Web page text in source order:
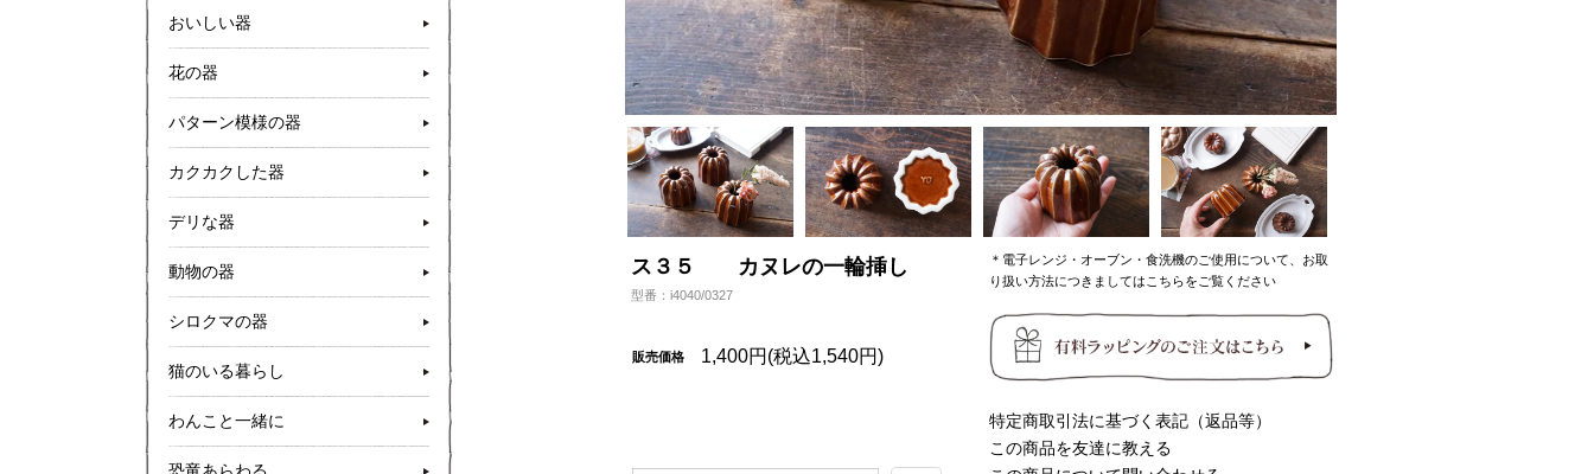
ス３５ カヌレの一輪挿し
型番：i4040/0327
販売価格 1,400円(税込1,540円)
＊電子レンジ・オーブン・食洗機のご使用について、お取
り扱い方法につきましてはこちらをご覧ください
特定商取引法に基づく表記（返品等）
この商品を友達に教える
おいしい器
花の器
パターン模様の器
カクカクした器
デリな器
動物の器
シロクマの器
猫のいる暮らし
わんこと一緒に